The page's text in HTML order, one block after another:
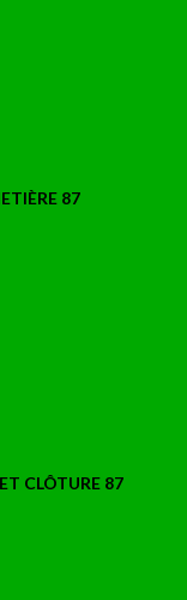
87
CLÔTURE 87